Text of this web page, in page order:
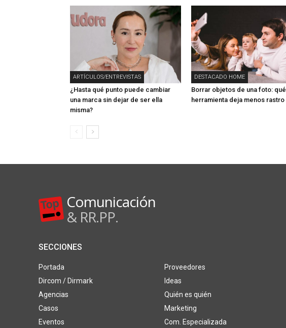
ARTÍCULOS/ENTREVISTAS
¿Hasta qué punto puede cambiar
una marca sin dejar de ser ella
misma?
DESTACADO HOME
Borrar objetos de una foto: qué
herramienta deja menos rastro
Comunicación
& RR.PP.
SECCIONES
Portada
Dircom / Dirmark
Agencias
Casos
Eventos
Proveedores
Ideas
Quién es quién
Marketing
Com. Especializada